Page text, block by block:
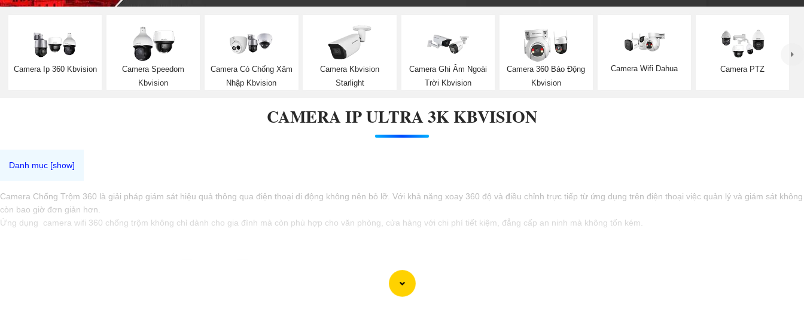
Camera Ip 360 Kbvision
Camera Speedom
Kbvision
Camera Có Chống Xâm
Nhập Kbvision
Camera Kbvision
Starlight
Camera Ghi Âm Ngoài
Trời Kbvision
Camera 360 Báo Động
Kbvision
Camera Wifi Dahua Camera PTZ
CAMERA IP ULTRA 3K KBVISION
Camera Chống Trộm 360 là giải pháp giám sát hiệu quả thông qua điện thoại di động không nên bỏ lỡ. Với khả năng xoay 360 độ và điều chỉnh trực tiếp từ ứng dụng trên điện thoại việc quản lý và giám sát không
còn bao giờ đơn giản hơn.
Ứng dụng camera wifi 360 chống trộm không chỉ dành cho gia đình mà còn phù hợp cho văn phòng, cửa hàng với chi phí tiết kiệm, đẳng cấp an ninh mà không tốn kém.